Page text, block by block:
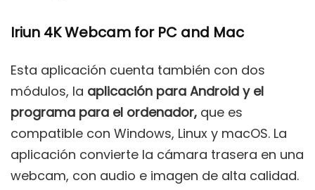
Iriun 4K Webcam for PC and Mac
Esta aplicación cuenta también con dos
módulos, la aplicación para Android y el
programa para el ordenador, que es
compatible con Windows, Linux y macOS. La
aplicación convierte la cámara trasera en una
webcam, con audio e imagen de alta calidad.